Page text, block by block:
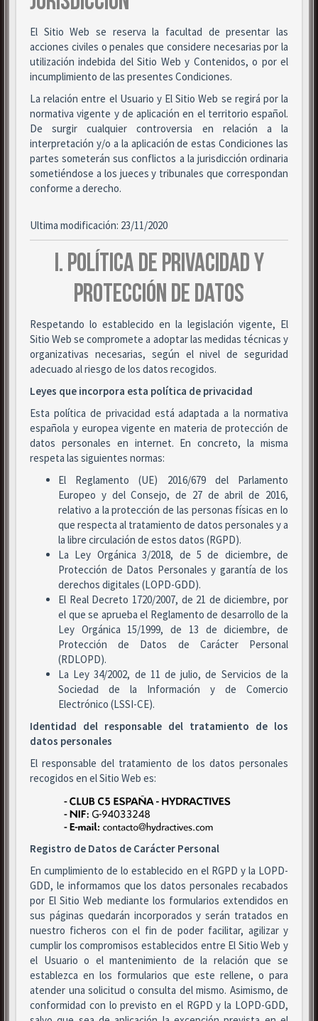
El Sitio Web se reserva la facultad de presentar las
acciones civiles o penales que considere necesarias por la
utilización indebida del Sitio Web y Contenidos, o por el
incumplimiento de las presentes Condiciones.
La relación entre el Usuario y El Sitio Web se regirá por la
normativa vigente y de aplicación en el territorio español.
De surgir cualquier controversia en relación a la
interpretación y/o a la aplicación de estas Condiciones las
partes someterán sus conflictos a la jurisdicción ordinaria
sometiéndose a los jueces y tribunales que correspondan
conforme a derecho.
Ultima modificación: 23/11/2020
I. POLÍTICA DE PRIVACIDAD Y
PROTECCIÓN DE DATOS
Respetando lo establecido en la legislación vigente, El
Sitio Web se compromete a adoptar las medidas técnicas y
organizativas necesarias, según el nivel de seguridad
adecuado al riesgo de los datos recogidos.
Leyes que incorpora esta política de privacidad
Esta política de privacidad está adaptada a la normativa
española y europea vigente en materia de protección de
datos personales en internet. En concreto, la misma
respeta las siguientes normas:
El Reglamento (UE) 2016/679 del Parlamento
Europeo y del Consejo, de 27 de abril de 2016,
relativo a la protección de las personas físicas en lo
que respecta al tratamiento de datos personales y a
la libre circulación de estos datos (RGPD).
La Ley Orgánica 3/2018, de 5 de diciembre, de
Protección de Datos Personales y garantía de los
derechos digitales (LOPD-GDD).
El Real Decreto 1720/2007, de 21 de diciembre, por
el que se aprueba el Reglamento de desarrollo de la
Ley Orgánica 15/1999, de 13 de diciembre, de
Protección de Datos de Carácter Personal
(RDLOPD).
La Ley 34/2002, de 11 de julio, de Servicios de la
Sociedad de la Información y de Comercio
Electrónico (LSSI-CE).
Identidad del responsable del tratamiento de los
datos personales
El responsable del tratamiento de los datos personales
recogidos en el Sitio Web es:
Registro de Datos de Carácter Personal
En cumplimiento de lo establecido en el RGPD y la LOPD-
GDD, le informamos que los datos personales recabados
por El Sitio Web mediante los formularios extendidos en
sus páginas quedarán incorporados y serán tratados en
nuestro ficheros con el fin de poder facilitar, agilizar y
cumplir los compromisos establecidos entre El Sitio Web y
el Usuario o el mantenimiento de la relación que se
establezca en los formularios que este rellene, o para
atender una solicitud o consulta del mismo. Asimismo, de
conformidad con lo previsto en el RGPD y la LOPD-GDD,